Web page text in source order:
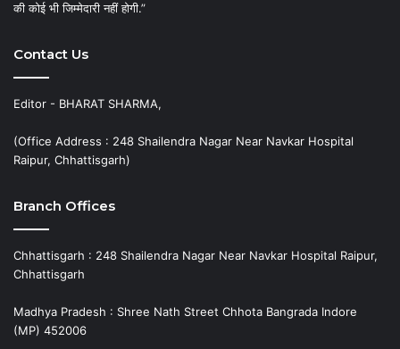
की कोई भी जिम्मेदारी नहीं होगी.”
Contact Us
Editor - BHARAT SHARMA,
(Office Address : 248 Shailendra Nagar Near Navkar Hospital
Raipur, Chhattisgarh)
Branch Offices
Chhattisgarh : 248 Shailendra Nagar Near Navkar Hospital Raipur,
Chhattisgarh
Madhya Pradesh : Shree Nath Street Chhota Bangrada Indore
(MP) 452006